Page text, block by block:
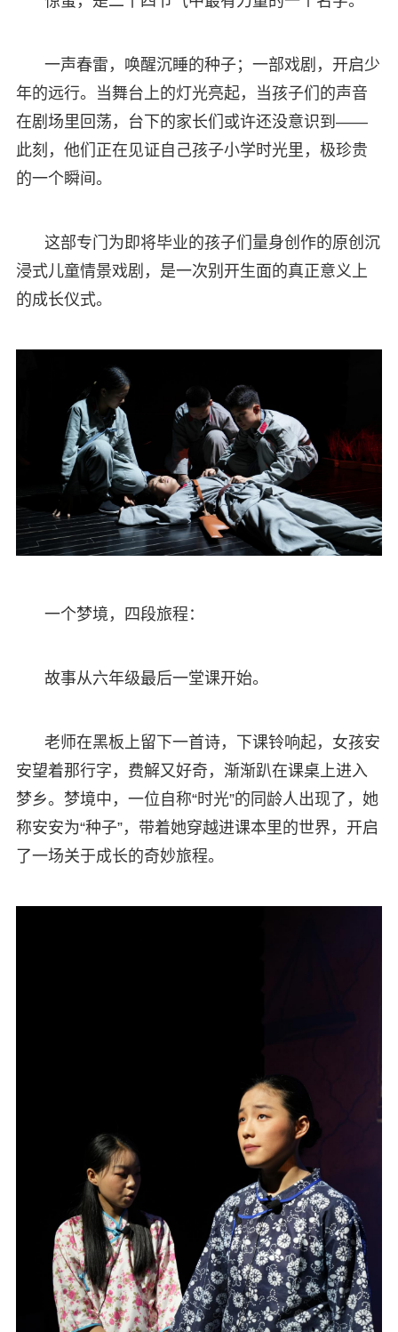
一声春雷，唤醒沉睡的种子；一部戏剧，开启少
年的远行。当舞台上的灯光亮起，当孩子们的声音
在剧场里回荡，台下的家长们或许还没意识到——
此刻，他们正在见证自己孩子小学时光里，极珍贵
的一个瞬间。
这部专门为即将毕业的孩子们量身创作的原创沉
浸式儿童情景戏剧，是一次别开生面的真正意义上
的成长仪式。
一个梦境，四段旅程：
故事从六年级最后一堂课开始。
老师在黑板上留下一首诗，下课铃响起，女孩安
安望着那行字，费解又好奇，渐渐趴在课桌上进入
梦乡。梦境中，一位自称“时光”的同龄人出现了，她
称安安为“种子”，带着她穿越进课本里的世界，开启
了一场关于成长的奇妙旅程。